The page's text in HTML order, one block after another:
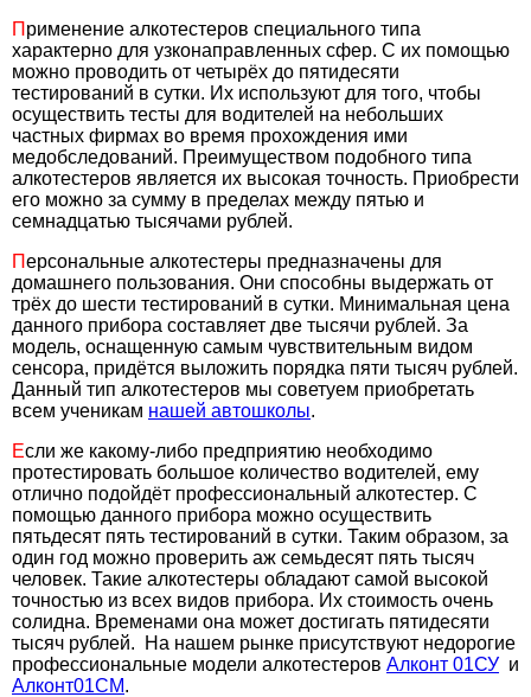
П рименение алкотестеров специального типа
характерно для узконаправленных сфер. С их помощью
можно проводить от четырёх до пятидесяти
тестирований в сутки. Их используют для того, чтобы
осуществить тесты для водителей на небольших
частных фирмах во время прохождения ими
медобследований. Преимуществом подобного типа
алкотестеров является их высокая точность. Приобрести
его можно за сумму в пределах между пятью и
семнадцатью тысячами рублей.
Персональные алкотестеры предназначены для
домашнего пользования. Они способны выдержать от
трёх до шести тестирований в сутки. Минимальная цена
данного прибора составляет две тысячи рублей. За
модель, оснащенную самым чувствительным видом
сенсора, придётся выложить порядка пяти тысяч рублей.
Данный тип алкотестеров мы советуем приобретать
всем ученикам нашей автошколы.
Если же какому-либо предприятию необходимо
протестировать большое количество водителей, ему
отлично подойдёт профессиональный алкотестер. С
помощью данного прибора можно осуществить
пятьдесят пять тестирований в сутки. Таким образом, за
один год можно проверить аж семьдесят пять тысяч
человек. Такие алкотестеры обладают самой высокой
точностью из всех видов прибора. Их стоимость очень
солидна. Временами она может достигать пятидесяти
тысяч рублей. На нашем рынке присутствуют недорогие
профессиональные модели алкотестеров Алконт 01СУ и
Алконт01СМ.